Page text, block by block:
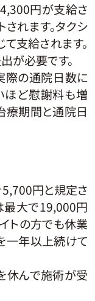
円が支給さ
れます。タクシ
支給されます。
が必要です。
際の通院日数に
ほど慰謝料も増
療期間と通院日
円と規定さ
最大で19,000円
トの方でも休業
一年以上続けて
休んで施術が受